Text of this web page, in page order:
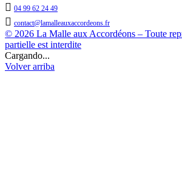
 04 99 62 24 49
 contact@lamalleauxaccordeons.fr
© 2026 La Malle aux Accordéons – Toute
partielle est interdite
Cargando...
Volver arriba